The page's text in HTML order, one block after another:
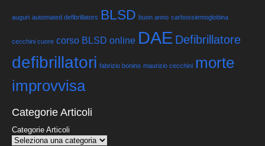
auguri automated defibrillators BLSD buon anno carbossiemoglobina
cecchini cuore corso BLSD online DAE Defibrillatore
defibrillatori fabrizio bonino maurizio cecchini morte
improvvisa
Categorie Articoli
Categorie Articoli